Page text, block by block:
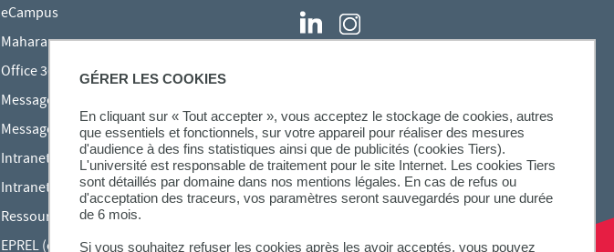
GÉRER LES COOKIES
En cliquant sur « Tout accepter », vous acceptez le stockage de cookies, autres
que essentiels et fonctionnels, sur votre appareil pour réaliser des mesures
d'audience à des fins statistiques ainsi que de publicités (cookies Tiers).
L'université est responsable de traitement pour le site Internet. Les cookies Tiers
sont détaillés par domaine dans nos mentions légales. En cas de refus ou
d'acceptation des traceurs, vos paramètres seront sauvegardés pour une durée
de 6 mois.
Si vous souhaitez refuser les cookies après les avoir acceptés, vous pouvez
eCampus
Mahara
Office 365
Messagerie des étudiants
Messagerie des personnels
Intranet Inspé
Intranet UPEC
Ressources audiovisuelles Inspé
EPREL (cours en ligne)